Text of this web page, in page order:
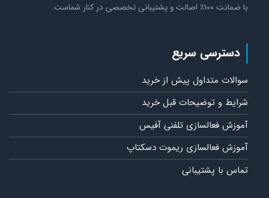
با ضمانت ۱۰۰٪ اصالت و پشتیبانی تخصصی در کنار شماست.
دسترسی سریع
سوالات متداول پیش از خرید
شرایط و توضیحات قبل خرید
آموزش فعالسازی تلفنی آفیس
آموزش فعالسازی ریموت دسکتاپ
تماس با پشتیبانی